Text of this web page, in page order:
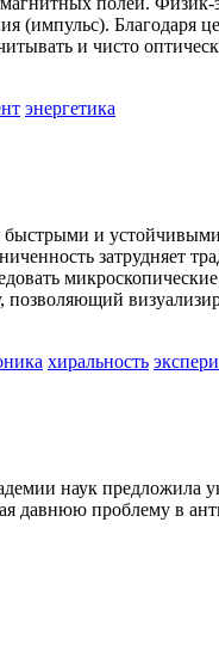
(импульс).
и чисто
энергетика
быстрыми и
затрудняет
хиральность
наук предложила
давнюю проблему в